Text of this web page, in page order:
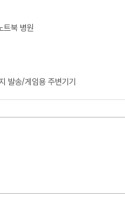
트북 병원
발송/게임용 주변기기